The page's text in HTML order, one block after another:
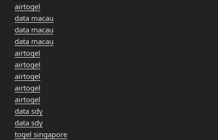
airtogel
data macau
data macau
data macau
airtogel
airtogel
airtogel
airtogel
airtogel
data sdy
data sdy
togel singapore